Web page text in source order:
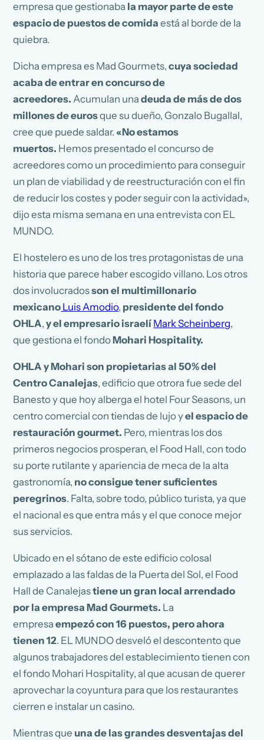
empresa que gestionaba la mayor parte de este
espacio de puestos de comida está al borde de la
quiebra.
Dicha empresa es Mad Gourmets,cuya sociedad
acaba de entrar en concurso de
acreedores. Acumulan una deuda de más de dos
millones de eurosque su dueño, Gonzalo Bugallal,
cree que puede saldar. «No estamos
muertos. Hemos presentado el concurso de
acreedores como un procedimiento para conseguir
un plan de viabilidad y de reestructuración con el fin
de reducir los costes y poder seguir con la actividad»,
dijo esta misma semana en una entrevista con EL
MUNDO.
El hostelero es uno de los tres protagonistas de una
historia que parece haber escogido villano. Los otros
dos involucradosson el multimillonario
mexicano Luis Amodio, presidente del fondo
OHLA,y el empresario israelíMark Scheinberg,
que gestiona el fondo Mohari Hospitality.
OHLA y Mohari son propietarias al 50% del
Centro Canalejas, edificio que otrora fue sede del
Banesto y que hoy alberga el hotel Four Seasons, un
centro comercial con tiendas de lujo yel espacio de
restauración gourmet. Pero, mientras los dos
primeros negocios prosperan, el Food Hall, con todo
su porte rutilante y apariencia de meca de la alta
gastronomía, no consigue tener suficientes
peregrinos. Falta, sobre todo, público turista, ya que
el nacional es que entra más y el que conoce mejor
sus servicios.
Ubicado en el sótano de este edificio colosal
emplazado a las faldas de la Puerta del Sol, el Food
Hall de Canalejastiene un gran local arrendado
por la empresa Mad Gourmets. La
empresaempezó con 16 puestos, pero ahora
tienen 12. EL MUNDO desveló el descontento que
algunos trabajadores del establecimiento tienen con
el fondo Mohari Hospitality, al que acusan de querer
aprovechar la coyuntura para que los restaurantes
cierren e instalar un casino.
Mientras que una de las grandes desventajas del